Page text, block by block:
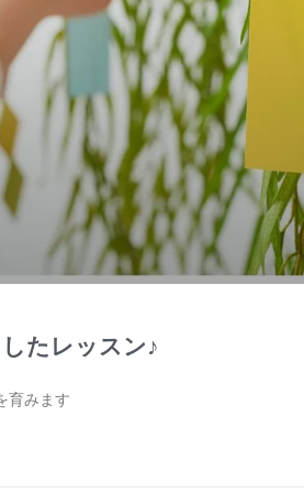
たレッスン♪
育みます